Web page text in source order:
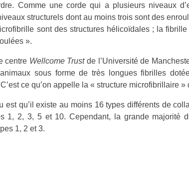
Comme une corde qui a plusieurs niveaux
structurels dont au moins trois sont des
sont des structures hélicoïdales ; la
».
centre Wellcome Trustde l’Université de
sous forme de très longues fibrilles
ce qu’on appelle la « structure microfibrillaire
est qu’il existe au moins 16 types différents de
1, 2, 3, 5 et 10. Cependant, la grande majorité
1, 2 et 3.